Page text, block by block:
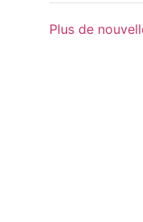
Plus de